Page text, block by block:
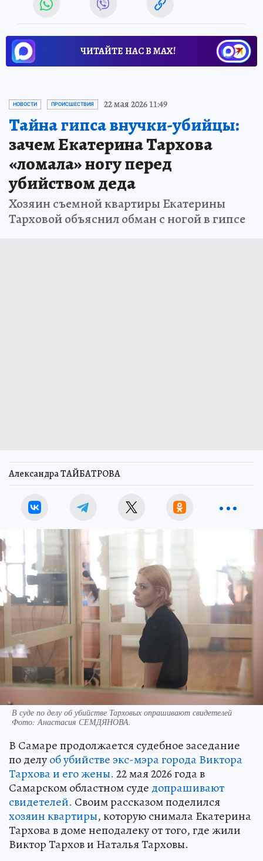
ЧИТАЙТЕ НАС В МАХ!
НОВОСТИ ПРОИСШЕСТВИЯ 22 мая 2026 11:49
Тайна гипса внучки-убийцы:
зачем Екатерина Тархова
«ломала» ногу перед
убийством деда
Хозяин съемной квартиры Екатерины
Тарховой объяснил обман с ногой в гипсе
Александра ТАЙБАТРОВА
В суде по делу об убийстве Тарховых опрашивают свидетелей
Фото:Анастасия СЕМДЯНОВА.
В Самаре продолжается судебное заседание
по делуоб убийстве экс-мэра города Виктора
Тархова и его жены. 22 мая 2026 года в
Самарском областном суде допрашивают
свидетелей. Своим рассказом поделился
хозяин квартиры, которую снимала Екатерина
Тархова в доме неподалеку от того, где жили
Виктор Тархов и Наталья Тарховы.